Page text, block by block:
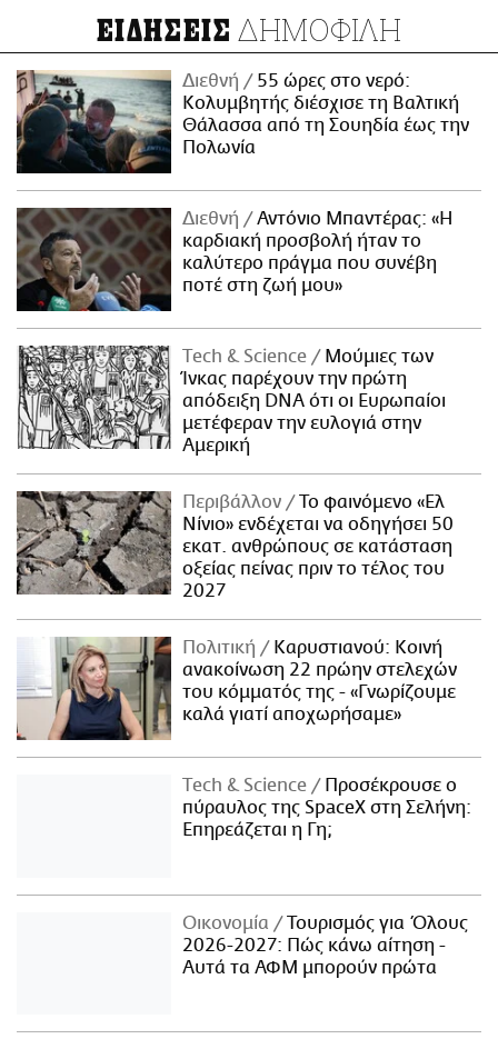
ΕΙΔΗΣΕΙΣ ΔΗΜΟΦΙΛΗ
Διεθνή
55 ώρες στο νερό:
Κολυμβητής διέσχισε τη Βαλτική
Θάλασσα από τη Σουηδία έως την
Πολωνία
Διεθνή
Αντόνιο Μπαντέρας: «Η
καρδιακή προσβολή ήταν το
καλύτερο πράγμα που συνέβη
ποτέ στη ζωή μου»
Τech & Science
Μούμιες των
Ίνκας παρέχουν την πρώτη
απόδειξη DNA ότι οι Ευρωπαίοι
μετέφεραν την ευλογιά στην
Αμερική
Περιβάλλον
Το φαινόμενο «Ελ
Νίνιο» ενδέχεται να οδηγήσει 50
εκατ. ανθρώπους σε κατάσταση
οξείας πείνας πριν το τέλος του
2027
Πολιτική
Καρυστιανού: Κοινή
ανακοίνωση 22 πρώην στελεχών
του κόμματός της - «Γνωρίζουμε
καλά γιατί αποχωρήσαμε»
Τech & Science
Προσέκρουσε ο
πύραυλος της SpaceX στη Σελήνη:
Επηρεάζεται η Γη;
Οικονομία
Τουρισμός για Όλους
2026-2027: Πώς κάνω αίτηση -
Αυτά τα ΑΦΜ μπορούν πρώτα